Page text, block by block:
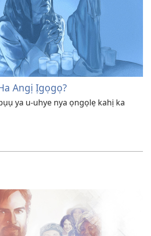
Angị Ịgọgọ?
ya u-uhye nya ọngọlẹ kahị ka